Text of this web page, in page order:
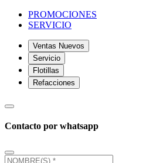
PROMOCIONES
SERVICIO
Ventas Nuevos
Servicio
Flotillas
Refacciones
Contacto por whatsapp